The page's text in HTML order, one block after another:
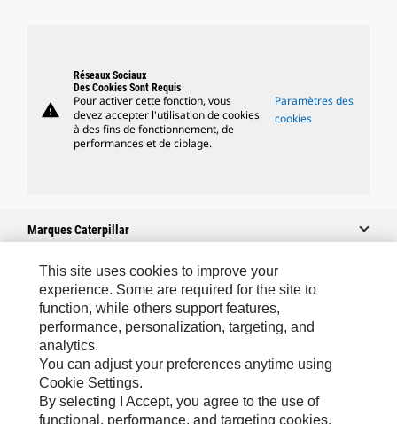
warning
Réseaux Sociaux
Des Cookies Sont Requis
Pour activer cette fonction, vous
devez accepter l'utilisation de cookies
à des fins de fonctionnement, de
performances et de ciblage.
Paramètres des
cookies
Marques Caterpillar
Caterpillar.com
Contacter Caterpillar
Mes Préférences Marketing
Plan Du Site
Cookie Settings
This site uses cookies to improve your
experience. Some are required for the site to
function, while others support features,
performance, personalization, targeting, and
analytics.
You can adjust your preferences anytime using
Cookie Settings.
By selecting I Accept, you agree to the use of
functional, performance, and targeting cookies.